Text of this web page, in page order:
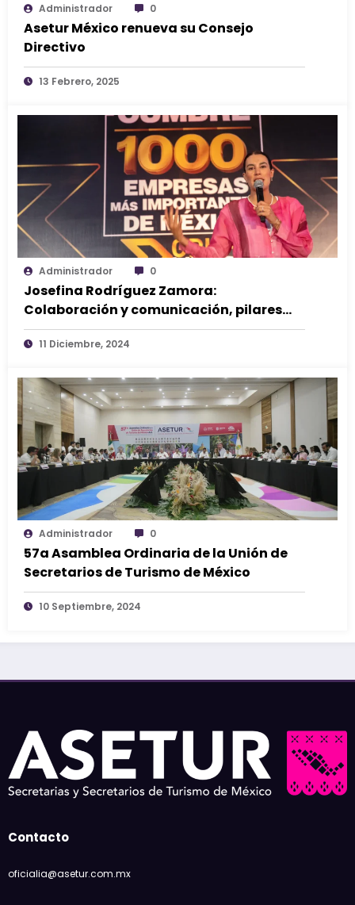
Administrador 0
Asetur México renueva su Consejo
Directivo
13 Febrero, 2025
Administrador 0
Josefina Rodríguez Zamora:
Colaboración y comunicación, pilares
fundamentales para el éxito del turismo.
11 Diciembre, 2024
Administrador 0
57a Asamblea Ordinaria de la Unión de
Secretarios de Turismo de México
10 Septiembre, 2024
Contacto
oficialia@asetur.com.mx